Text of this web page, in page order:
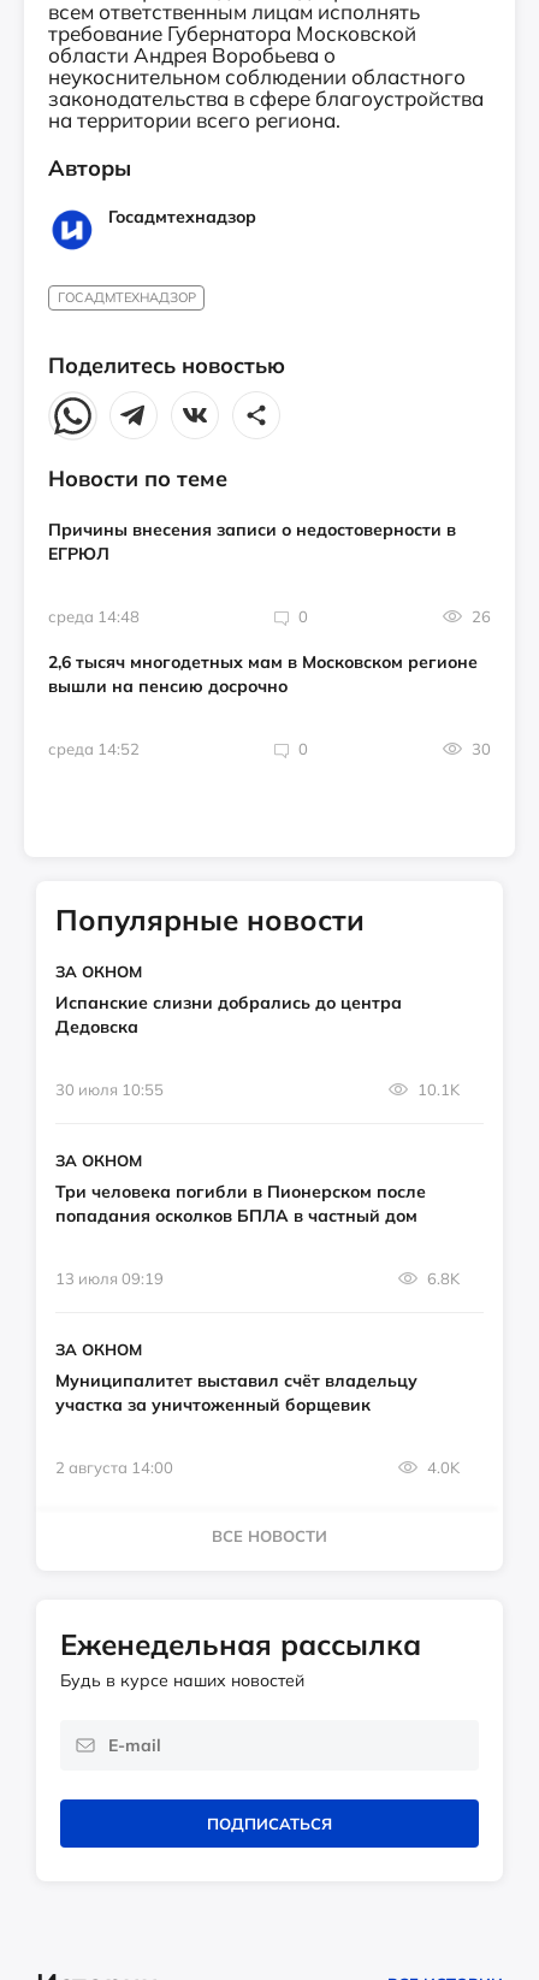
всем ответственным лицам исполнять
требование Губернатора Московской
области Андрея Воробьева о
неукоснительном соблюдении областного
законодательства в сфере благоустройства
на территории всего региона.
Авторы
Госадмтехнадзор
ГОСАДМТЕХНАДЗОР
Поделитесь новостью
Новости по теме
Причины внесения записи о недостоверности в
ЕГРЮЛ
среда 14:48 0 26
2,6 тысяч многодетных мам в Московском регионе
вышли на пенсию досрочно
среда 14:52 0 30
Популярные новости
ЗА ОКНОМ
Испанские слизни добрались до центра
Дедовска
30 июля 10:55 10.1K
ЗА ОКНОМ
Три человека погибли в Пионерском после
попадания осколков БПЛА в частный дом
13 июля 09:19 6.8K
ЗА ОКНОМ
Муниципалитет выставил счёт владельцу
участка за уничтоженный борщевик
2 августа 14:00 4.0K
ВСЕ НОВОСТИ
Еженедельная рассылка
Будь в курсе наших новостей
ПОДПИСАТЬСЯ